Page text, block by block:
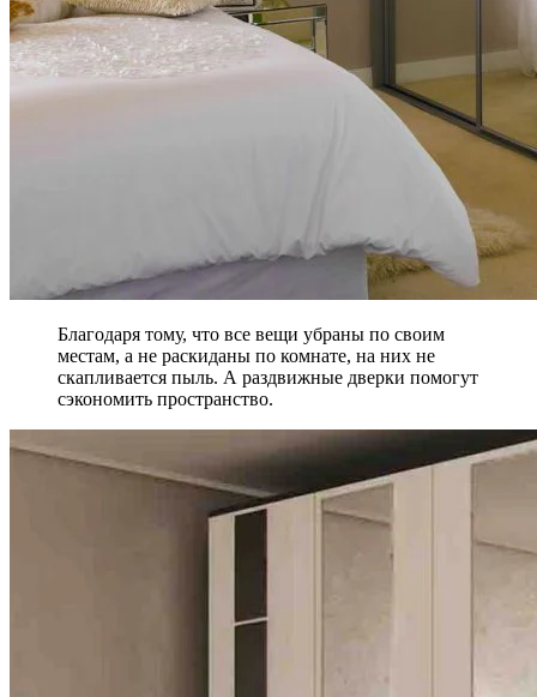
Благодаря тому, что все вещи убраны по своим
местам, а не раскиданы по комнате, на них не
скапливается пыль. А раздвижные дверки помогут
сэкономить пространство.